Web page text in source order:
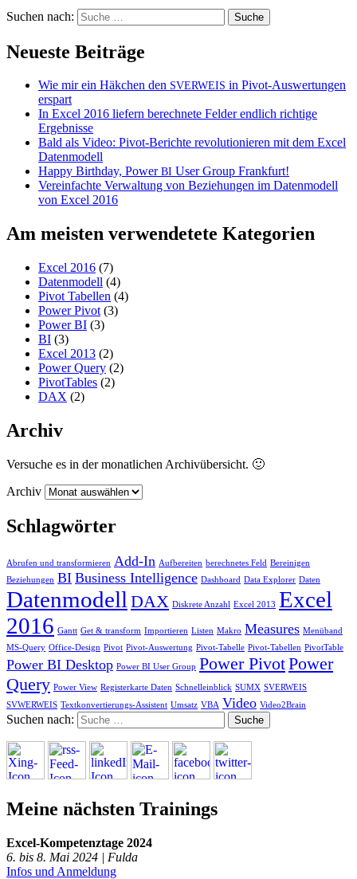
Suchen nach:
Neueste Beiträge
Wie mir ein Häkchen den SVERWEIS in Pivot-Auswertungen
erspart
In Excel 2016 liefern berechnete Felder endlich richtige
Ergebnisse
Bald als Video: Pivot-Berichte revolutionieren mit dem Excel
Datenmodell
Happy Birthday, PowerBI User Group Frankfurt!
Vereinfachte Verwaltung von Beziehungen im Datenmodell
von Excel 2016
Am meisten verwendetete Kategorien
Excel 2016 (7)
Datenmodell (4)
Pivot Tabellen (4)
Power Pivot (3)
Power BI (3)
BI (3)
Excel 2013 (2)
Power Query (2)
PivotTables (2)
DAX (2)
Archiv
Versuche es in der monatlichen Archivübersicht. 🙂
Archiv
Schlagwörter
Abrufen und transformieren Add-In Aufbereiten berechnetes Feld Bereinigen
Beziehungen BI Business Intelligence Dashboard Data Explorer Daten
Datenmodell DAX Diskrete Anzahl Excel 2013 Excel
2016 Gantt Get & transform Importieren Listen Makro Measures Menüband
MS-Query Office-Design Pivot Pivot-Auswertung Pivot-Tabelle Pivot-Tabellen PivotTable
Power BI Desktop Power BI User Group Power PivotPower
Query Power View Registerkarte Daten Schnelleinblick SUMX SVERWEIS
SVWERWEIS Textkonvertierungs-Assistent Umsatz VBA Video Video2Brain
Suchen nach:
Meine nächsten Trainings
Excel-Kompetenztage 2024
6. bis 8. Mai 2024 | Fulda
Infos und Anmeldung